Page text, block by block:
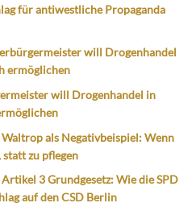
für antiwestliche Propaganda
will Drogenhandel
ermöglichen
will Drogenhandel in
Waltrop als Negativbeispiel: Wenn
zu pflegen
Artikel 3 Grundgesetz: Wie die SPD
auf den CSD Berlin